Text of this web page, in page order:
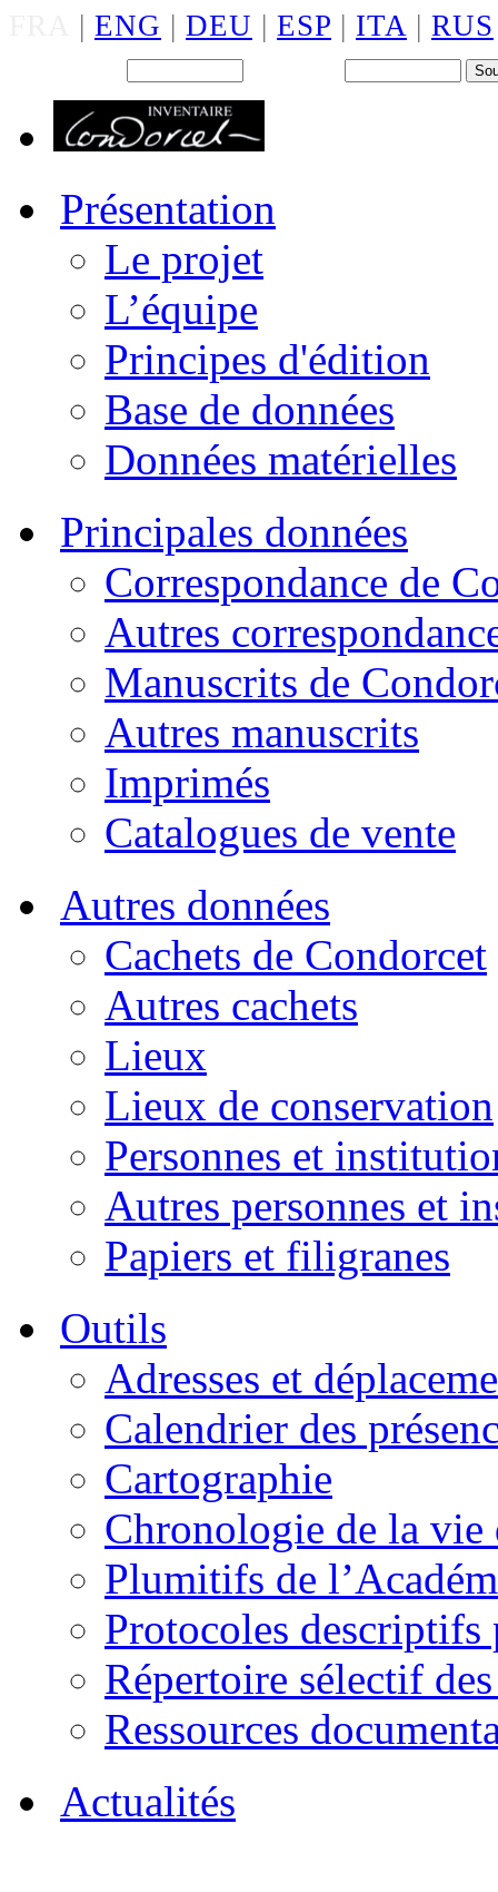
| ENG | DEU | ESP | ITA | RUS
Présentation
Le projet
L’équipe
Principes d'édition
Base de données
Données matérielles
Principales données
Correspondance de
Autres
Manuscrits de
Autres manuscrits
Imprimés
Catalogues de vente
Autres données
Cachets de Condorcet
Autres cachets
Lieux
Lieux de conservation
Personnes et
Autres personnes et
Papiers et filigranes
Outils
Adresses et
Calendrier des
Cartographie
Chronologie de la vie
Plumitifs de
Protocoles descriptifs
Répertoire sélectif
Ressources
Actualités